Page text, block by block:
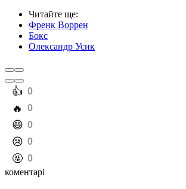
Читайте ще:
Френк Воррен
Бокс
Олександр Усик
️👍 0
️🔥 0
️😄 0
️😢 0
️🤬 0
коментарі